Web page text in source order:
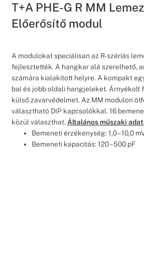
T+A PHE-G R MM
Előerősítő modul
A modulokat speciálisan az R-szériás
fejlesztették. A hangkar alá szerelhető,
számára kialakított helyre. A kompakt
bal és jobb oldali hangjeleket. Árnyékolt
külső zavarvédelmet. Az MM modulon
választható DIP kapcsolókkal. 16
közül választhat. Általános műszaki
Bemeneti érzékenység: 1,0 – 10,0
Bemeneti kapacitás: 120 – 500 pF